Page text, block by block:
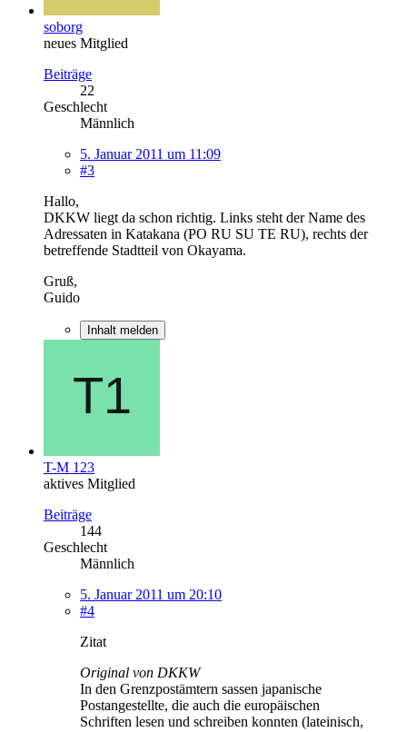
soborg
neues Mitglied
Beiträge
22
Geschlecht
Männlich
5. Januar 2011 um 11:09
#3
Hallo,
DKKW liegt da schon richtig. Links steht der Name des
Adressaten in Katakana (PO RU SU TE RU), rechts der
betreffende Stadtteil von Okayama.
Gruß,
Guido
Inhalt melden
T-M 123
aktives Mitglied
Beiträge
144
Geschlecht
Männlich
5. Januar 2011 um 20:10
#4
Zitat
Original von DKKW
In den Grenzpostämtern sassen japanische
Postangestellte, die auch die europäischen
Schriften lesen und schreiben konnten (lateinisch,